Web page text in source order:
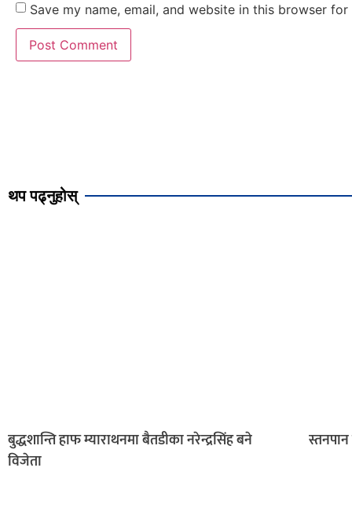
Save my name, email, and website in this browser
थप पढ्नुहोस्
बुद्धशान्ति हाफ म्याराथनमा बैतडीका नरेन्द्रसिंह बने
विजेता